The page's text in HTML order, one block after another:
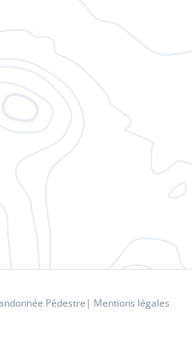
Pédestre | Mentions légales